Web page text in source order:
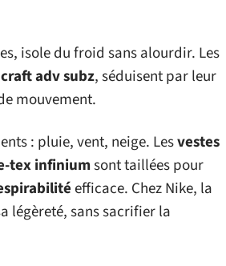
isole du froid sans alourdir. Les
craft adv subz, séduisent par leur
mouvement.
: pluie, vent, neige. Lesvestes
tex infiniumsont taillées pour
efficace. Chez Nike, la
légèreté, sans sacrifier la